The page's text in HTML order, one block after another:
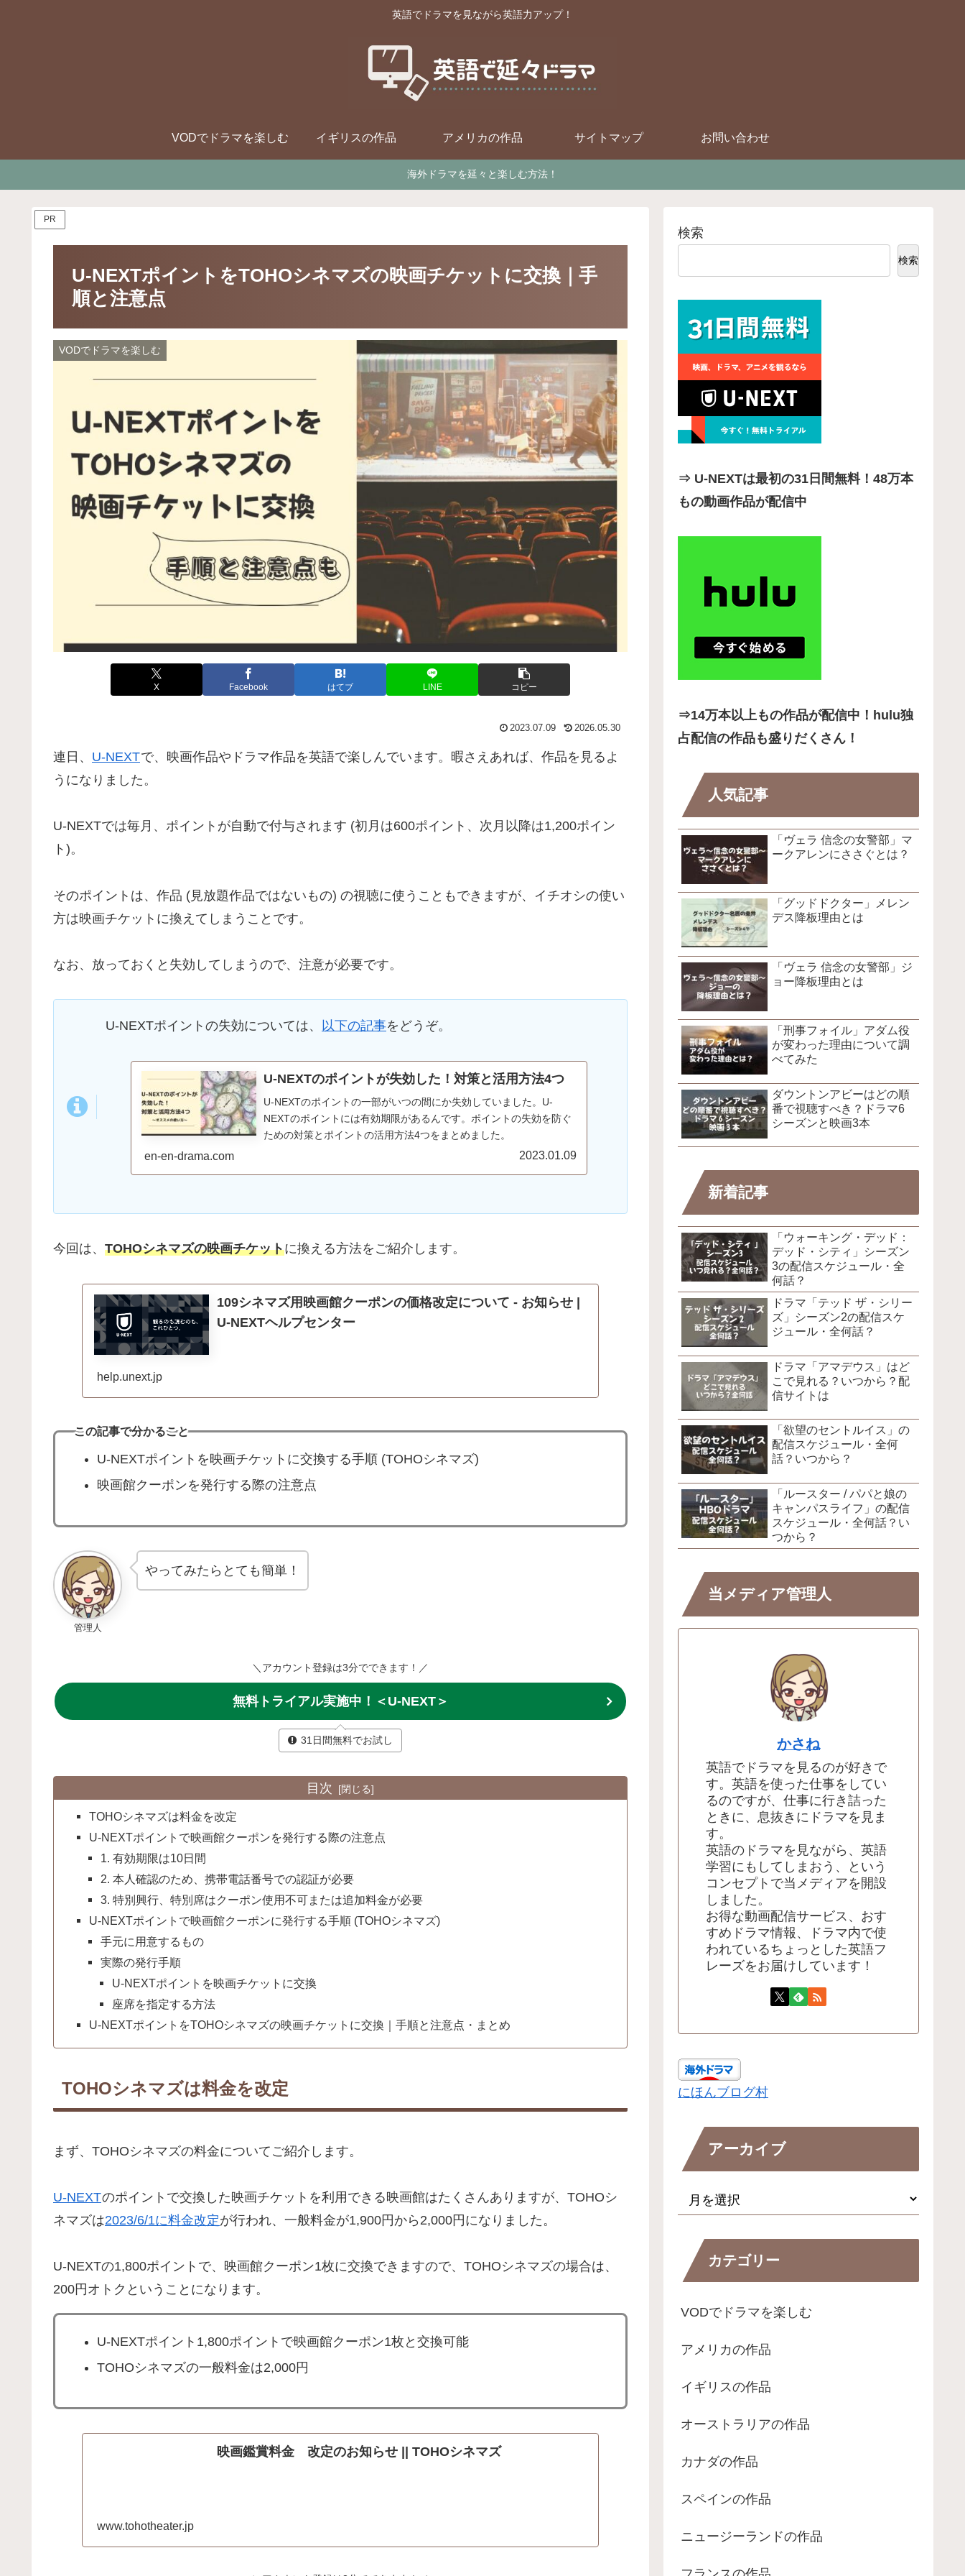
英語でドラマを見ながら英語力アップ！
VODでドラマを楽しむ イギリスの作品 アメリカの作品 サイトマップ お問い合わせ
海外ドラマを延々と楽しむ方法！
PR
U-NEXTポイントをTOHOシネマズの映画チケットに交換｜手
順と注意点
VODでドラマを楽しむ
X Facebook はてブ LINE コピー
2023.07.09 2026.05.30
連日、 U-NEXTで、映画作品やドラマ作品を英語で楽しんでいます。暇さえあれば、作品を見るよ
うになりました。
U-NEXTでは毎月、ポイントが自動で付与されます (初月は600ポイント、次月以降は1,200ポイン
ト)。
そのポイントは、作品 (見放題作品ではないもの) の視聴に使うこともできますが、イチオシの使い
方は映画チケットに換えてしまうことです。
なお、放っておくと失効してしまうので、注意が必要です。
U-NEXTポイントの失効については、 以下の記事をどうぞ。
U-NEXTのポイントが失効した！対策と活用方法4つ
U-NEXTのポイントの一部がいつの間にか失効していました。U-
NEXTのポイントには有効期限があるんです。ポイントの失効を防ぐ
ための対策とポイントの活用方法4つをまとめました。
en-en-drama.com 2023.01.09
今回は、 TOHOシネマズの映画チケットに換える方法をご紹介します。
109シネマズ用映画館クーポンの価格改定について - お知らせ |
U-NEXTヘルプセンター
help.unext.jp
この記事で分かること
U-NEXTポイントを映画チケットに交換する手順 (TOHOシネマズ)
映画館クーポンを発行する際の注意点
管理人
やってみたらとても簡単！
＼アカウント登録は3分でできます！／
無料トライアル実施中！＜U-NEXT＞
31日間無料でお試し
目次
TOHOシネマズは料金を改定
U-NEXTポイントで映画館クーポンを発行する際の注意点
1. 有効期限は10日間
2. 本人確認のため、携帯電話番号での認証が必要
3. 特別興行、特別席はクーポン使用不可または追加料金が必要
U-NEXTポイントで映画館クーポンに発行する手順 (TOHOシネマズ)
手元に用意するもの
実際の発行手順
U-NEXTポイントを映画チケットに交換
座席を指定する方法
U-NEXTポイントをTOHOシネマズの映画チケットに交換｜手順と注意点・まとめ
TOHOシネマズは料金を改定
まず、TOHOシネマズの料金についてご紹介します。
U-NEXTのポイントで交換した映画チケットを利用できる映画館はたくさんありますが、TOHOシ
ネマズは2023/6/1に料金改定が行われ、一般料金が1,900円から2,000円になりました。
U-NEXTの1,800ポイントで、映画館クーポン1枚に交換できますので、TOHOシネマズの場合は、
200円オトクということになります。
U-NEXTポイント1,800ポイントで映画館クーポン1枚と交換可能
TOHOシネマズの一般料金は2,000円
映画鑑賞料金 改定のお知らせ || TOHOシネマズ
www.tohotheater.jp
検索
検索
⇒ U-NEXTは最初の31日間無料！48万本
もの動画作品が配信中
⇒14万本以上もの作品が配信中！hulu独
占配信の作品も盛りだくさん！
人気記事
「ヴェラ 信念の女警部」マ
ークアレンにささぐとは？
「グッドドクター」メレン
デス降板理由とは
「ヴェラ 信念の女警部」ジ
ョー降板理由とは
「刑事フォイル」アダム役
が変わった理由について調
べてみた
ダウントンアビーはどの順
番で視聴すべき？ドラマ6
シーズンと映画3本
新着記事
「ウォーキング・デッド：
デッド・シティ」シーズン
3の配信スケジュール・全
何話？
ドラマ「テッド ザ・シリー
ズ」シーズン2の配信スケ
ジュール・全何話？
ドラマ「アマデウス」はど
こで見れる？いつから？配
信サイトは
「欲望のセントルイス」の
配信スケジュール・全何
話？いつから？
「ルースター / パパと娘の
キャンパスライフ」の配信
スケジュール・全何話？い
つから？
当メディア管理人
かさね
英語でドラマを見るのが好きで
す。英語を使った仕事をしてい
るのですが、仕事に行き詰った
ときに、息抜きにドラマを見ま
す。
英語のドラマを見ながら、英語
学習にもしてしまおう、という
コンセプトで当メディアを開設
しました。
お得な動画配信サービス、おす
すめドラマ情報、ドラマ内で使
われているちょっとした英語フ
レーズをお届けしています！
にほんブログ村
アーカイブ
カテゴリー
VODでドラマを楽しむ
アメリカの作品
イギリスの作品
オーストラリアの作品
カナダの作品
スペインの作品
ニュージーランドの作品